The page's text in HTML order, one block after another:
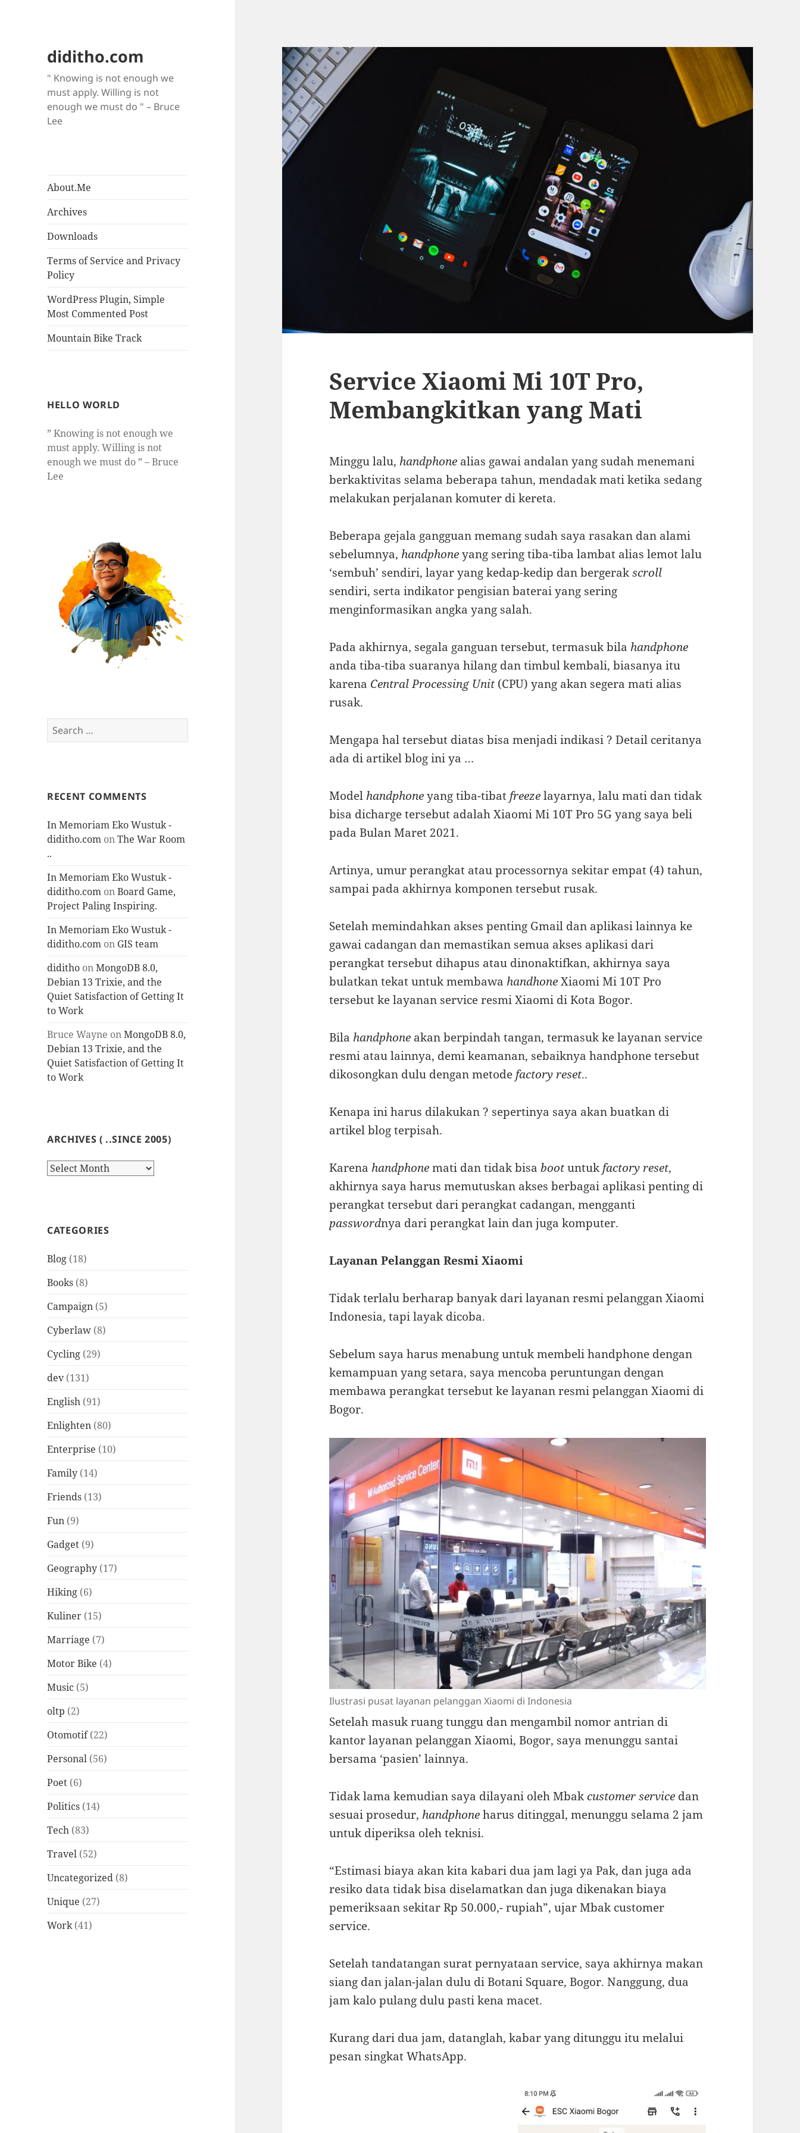
diditho.com
" Knowing is not enough we
must apply. Willing is not
enough we must do " – Bruce
Lee
About.Me
Archives
Downloads
Terms of Service and Privacy
Policy
WordPress Plugin, Simple
Most Commented Post
Mountain Bike Track
HELLO WORLD
” Knowing is not enough we
must apply. Willing is not
enough we must do ” – Bruce
Lee
Search
for:
RECENT COMMENTS
In Memoriam Eko Wustuk -
diditho.com onThe War Room
..
In Memoriam Eko Wustuk -
diditho.com onBoard Game,
Project Paling Inspiring.
In Memoriam Eko Wustuk -
diditho.com on GIS team
diditho onMongoDB 8.0,
Debian 13 Trixie, and the
Quiet Satisfaction of Getting It
to Work
Bruce Wayne onMongoDB 8.0,
Debian 13 Trixie, and the
Quiet Satisfaction of Getting It
to Work
ARCHIVES ( ..SINCE 2005)
Archives
CATEGORIES
Blog (18)
Books (8)
Campaign (5)
Cyberlaw (8)
Cycling (29)
dev(131)
English (91)
Enlighten (80)
Enterprise (10)
Family (14)
Friends (13)
Fun (9)
Gadget (9)
Geography (17)
Hiking (6)
Kuliner (15)
Marriage (7)
Motor Bike (4)
Music (5)
oltp (2)
Otomotif(22)
Personal (56)
Poet (6)
Politics (14)
Tech (83)
Travel (52)
Uncategorized (8)
Unique (27)
Work(41)
Service Xiaomi Mi 10T Pro,
Membangkitkan yang Mati
Minggu lalu, handphone alias gawai andalan yang sudah menemani
berkaktivitas selama beberapa tahun, mendadak mati ketika sedang
melakukan perjalanan komuter di kereta.
Beberapa gejala gangguan memang sudah saya rasakan dan alami
sebelumnya, handphoneyang sering tiba-tiba lambat alias lemot lalu
‘sembuh’ sendiri, layar yang kedap-kedip dan bergerakscroll
sendiri, serta indikator pengisian baterai yang sering
menginformasikan angka yang salah.
Pada akhirnya, segala ganguan tersebut, termasuk bila handphone
anda tiba-tiba suaranya hilang dan timbul kembali, biasanya itu
karena Central Processing Unit (CPU) yang akan segera mati alias
rusak.
Mengapa hal tersebut diatas bisa menjadi indikasi ? Detail ceritanya
ada di artikel blog ini ya …
Model handphoneyang tiba-tibat freezelayarnya, lalu mati dan tidak
bisa dicharge tersebut adalah Xiaomi Mi 10T Pro 5G yang saya beli
pada Bulan Maret 2021.
Artinya, umur perangkat atau processornya sekitar empat (4) tahun,
sampai pada akhirnya komponen tersebut rusak.
Setelah memindahkan akses penting Gmail dan aplikasi lainnya ke
gawai cadangan dan memastikan semua akses aplikasi dari
perangkat tersebut dihapus atau dinonaktifkan, akhirnya saya
bulatkan tekat untuk membawa handhoneXiaomi Mi 10T Pro
tersebut ke layanan service resmi Xiaomi di Kota Bogor.
Bila handphone akan berpindah tangan, termasuk ke layanan service
resmi atau lainnya, demi keamanan, sebaiknya handphone tersebut
dikosongkan dulu dengan metode factory reset..
Kenapa ini harus dilakukan ? sepertinya saya akan buatkan di
artikel blog terpisah.
Karena handphonemati dan tidak bisabootuntuk factory reset,
akhirnya saya harus memutuskan akses berbagai aplikasi penting di
perangkat tersebut dari perangkat cadangan, mengganti
passwordnya dari perangkat lain dan juga komputer.
Layanan Pelanggan Resmi Xiaomi
Tidak terlalu berharap banyak dari layanan resmi pelanggan Xiaomi
Indonesia, tapi layak dicoba.
Sebelum saya harus menabung untuk membeli handphone dengan
kemampuan yang setara, saya mencoba peruntungan dengan
membawa perangkat tersebut ke layanan resmi pelanggan Xiaomi di
Bogor.
Ilustrasi pusat layanan pelanggan Xiaomi di Indonesia
Setelah masuk ruang tunggu dan mengambil nomor antrian di
kantor layanan pelanggan Xiaomi, Bogor, saya menunggu santai
bersama ‘pasien’ lainnya.
Tidak lama kemudian saya dilayani oleh Mbakcustomer service dan
sesuai prosedur, handphoneharus ditinggal, menunggu selama 2 jam
untuk diperiksa oleh teknisi.
“Estimasi biaya akan kita kabari dua jam lagi ya Pak, dan juga ada
resiko data tidak bisa diselamatkan dan juga dikenakan biaya
pemeriksaan sekitar Rp 50.000,- rupiah”, ujar Mbak customer
service.
Setelah tandatangan surat pernyataan service, saya akhirnya makan
siang dan jalan-jalan dulu di Botani Square, Bogor. Nanggung, dua
jam kalo pulang dulu pasti kena macet.
Kurang dari dua jam, datanglah, kabar yang ditunggu itu melalui
pesan singkat WhatsApp.